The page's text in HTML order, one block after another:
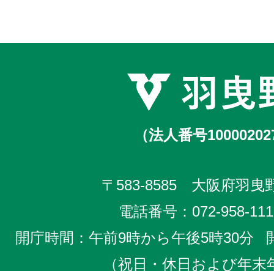
（法人番号
〒583-8585 大阪府羽曳
電話番号： 072-958-
開庁時間：午前9時から午後5時30分
（祝日・休日および年